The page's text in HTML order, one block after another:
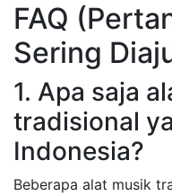
FAQ
Sering
1. Apa saja
tradisional
Indonesia?
Beberapa alat musik